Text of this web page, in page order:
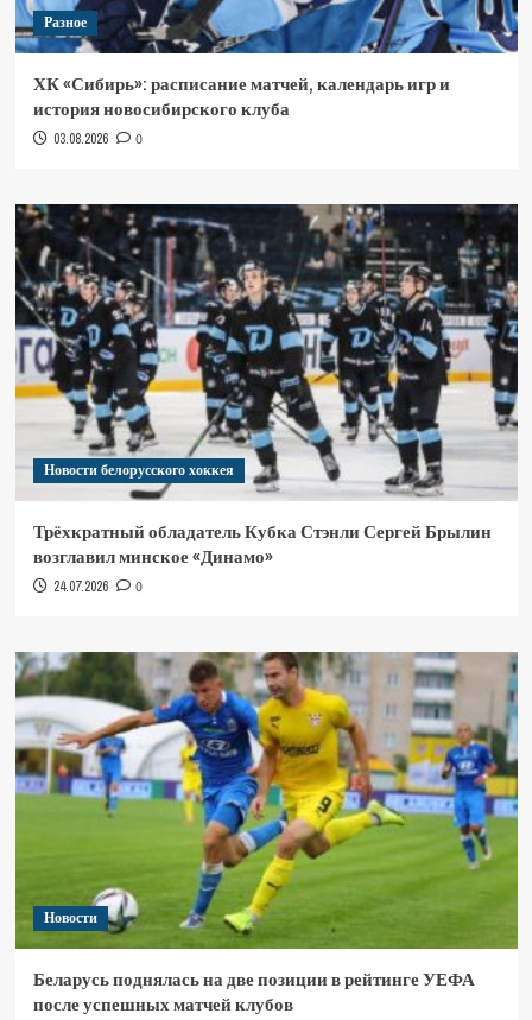
Разное
ХК «Сибирь»: расписание матчей, календарь игр и
история новосибирского клуба
03.08.2026 0
Новости белорусского хоккея
Трёхкратный обладатель Кубка Стэнли Сергей Брылин
возглавил минское «Динамо»
24.07.2026 0
Новости
Беларусь поднялась на две позиции в рейтинге УЕФА
после успешных матчей клубов